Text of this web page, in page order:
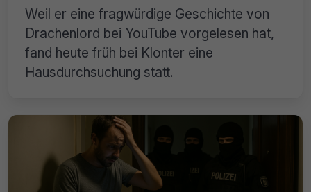
Weil er eine fragwürdige Geschichte von
Drachenlord bei YouTube vorgelesen hat,
fand heute früh bei Klonter eine
Hausdurchsuchung statt.